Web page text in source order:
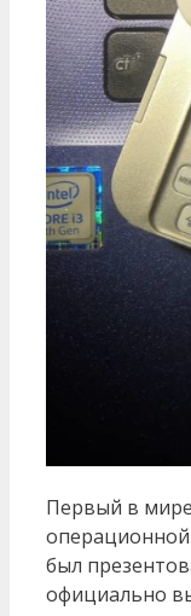
Первый в
операционной
был
официально